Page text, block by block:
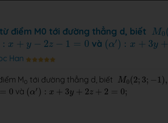
điểm M0 tới đường thẳng d, biết M0(
M 0
: x + y − 2z − 1 = 0
x +y − 2 z =0 và (α′) : x + 3y +
( α′) x y +2 +
Han
M0 tới đường thẳng d, biết M0 (2; 3; −1),
M0 (2;3 ;−
= 0 và (α′ ) : x + 3y + 2z + 2 = 0;
( ′) y+2 2= ;